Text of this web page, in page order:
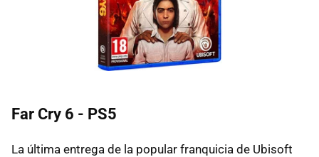
Far Cry 6 - PS5
La última entrega de la popular franquicia de Ubisoft